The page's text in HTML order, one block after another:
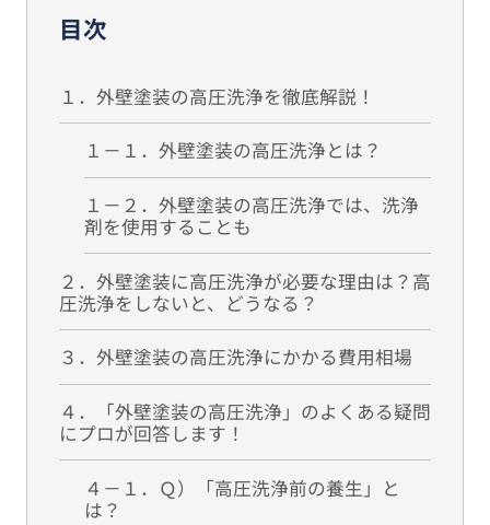
目次
１．外壁塗装の高圧洗浄を徹底解説！
１－１．外壁塗装の高圧洗浄とは？
１－２．外壁塗装の高圧洗浄では、洗浄
剤を使用することも
２．外壁塗装に高圧洗浄が必要な理由は？高
圧洗浄をしないと、どうなる？
３．外壁塗装の高圧洗浄にかかる費用相場
４．「外壁塗装の高圧洗浄」のよくある疑問
にプロが回答します！
４－１．Ｑ）「高圧洗浄前の養生」と
は？